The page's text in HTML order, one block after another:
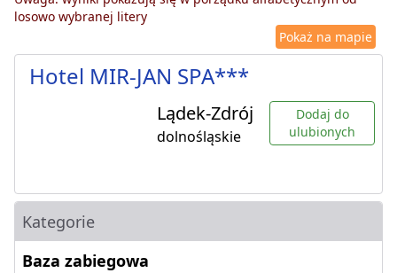
losowo wybranej litery
Pokaż na mapie
Hotel MIR-JAN SPA***
Lądek-Zdrój
dolnośląskie
Dodaj do
ulubionych
Kategorie
Baza zabiegowa